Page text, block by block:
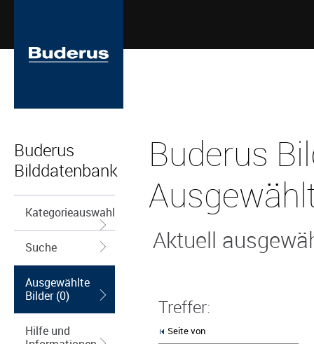
Buderus
Bilddatenbank
Kategorieauswahl
Suche
Ausgewählte
Bilder (0)
Hilfe und
Buderus
Aktuell
Treffer:
Seite von